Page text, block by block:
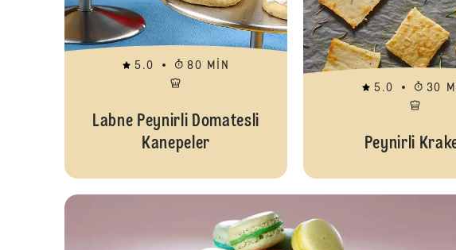
5.0 80 MIN
Labne Peynirli Domatesli
Kanepeler
5.0 30
Peynirli